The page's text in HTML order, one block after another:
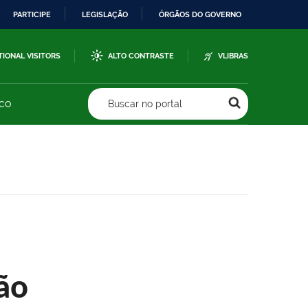
PARTICIPE LEGISLAÇÃO ÓRGÃOS DO GOVERNO
VISITORS ALTO CONTRASTE VLIBRAS
Buscar no portal